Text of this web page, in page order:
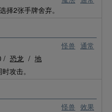
择2张手牌舍弃。
怪兽 通常
/ 恐龙 / 地
攻击。
怪兽 效果